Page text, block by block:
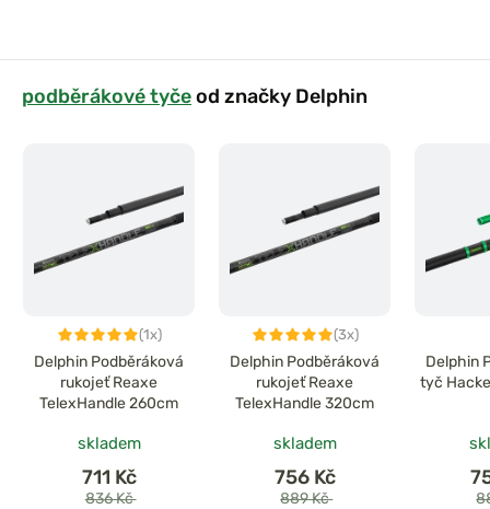
podběrákové tyčeod značky Delphin
(1x)
Delphin Podběráková
rukojeť Reaxe
TelexHandle 260cm
skladem
711 Kč
836 Kč
(3x)
Delphin Podběráková
rukojeť Reaxe
TelexHandle 320cm
skladem
756 Kč
889 Kč
Delphin
tyč